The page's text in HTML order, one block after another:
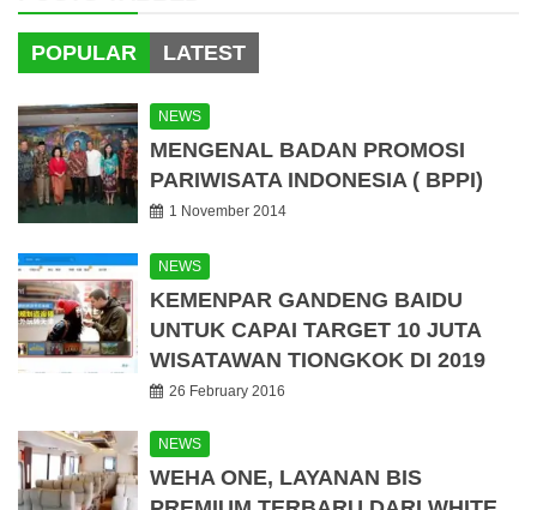
POPULAR LATEST
NEWS
MENGENAL BADAN PROMOSI
PARIWISATA INDONESIA ( BPPI)
1 November 2014
NEWS
KEMENPAR GANDENG BAIDU
UNTUK CAPAI TARGET 10 JUTA
WISATAWAN TIONGKOK DI 2019
26 February 2016
NEWS
WEHA ONE, LAYANAN BIS